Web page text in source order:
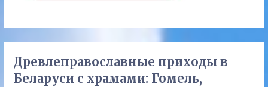
Древлеправославные приходы в
Беларуси с храмами: Гомель,